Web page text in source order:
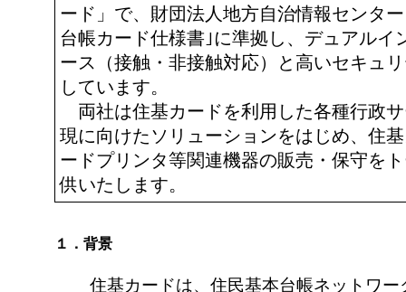
ード」で、財団法人地方自治情報センタ
台帳カード仕様書｣に準拠し、デュアルイ
ース（接触・非接触対応）と高いセキュ
しています。
両社は住基カードを利用した各種行政
現に向けたソリューションをはじめ、住
ードプリンタ等関連機器の販売・保守を
供いたします。
１．背景
住基カードは、住民基本台帳ネットワー